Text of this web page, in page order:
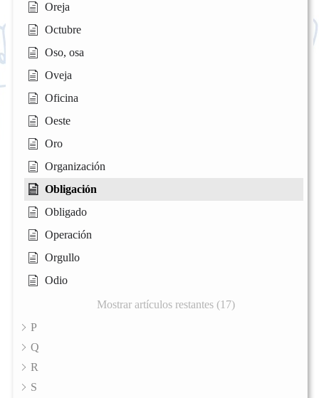
Oreja
Octubre
Oso, osa
Oveja
Oficina
Oeste
Oro
Organización
Obligación
Obligado
Operación
Orgullo
Odio
Mostrar artículos restantes (17)
P
Q
R
S